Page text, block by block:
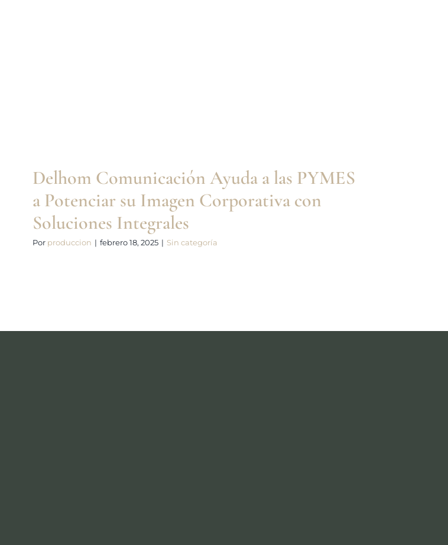
Delhom Comunicación Ayuda a las PYMES
a Potenciar su Imagen Corporativa con
Soluciones Integrales
Por produccion | febrero 18, 2025 | Sin categoría